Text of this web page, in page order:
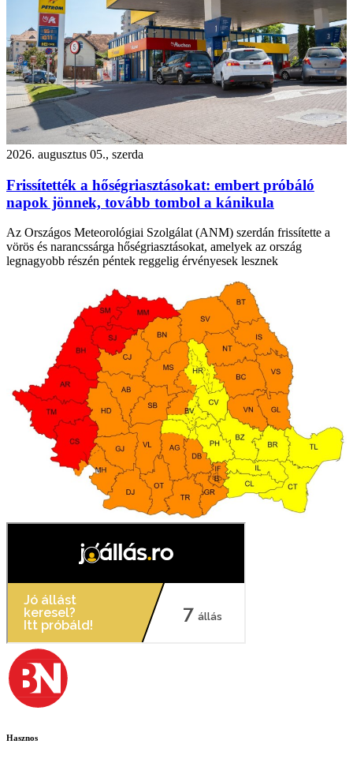
2026. augusztus 05., szerda
Frissítették a hőségriasztásokat: embert próbáló
napok jönnek, tovább tombol a kánikula
Az Országos Meteorológiai Szolgálat (ANM) szerdán frissítette a
vörös és narancssárga hőségriasztásokat, amelyek az ország
legnagyobb részén péntek reggelig érvényesek lesznek
Hasznos